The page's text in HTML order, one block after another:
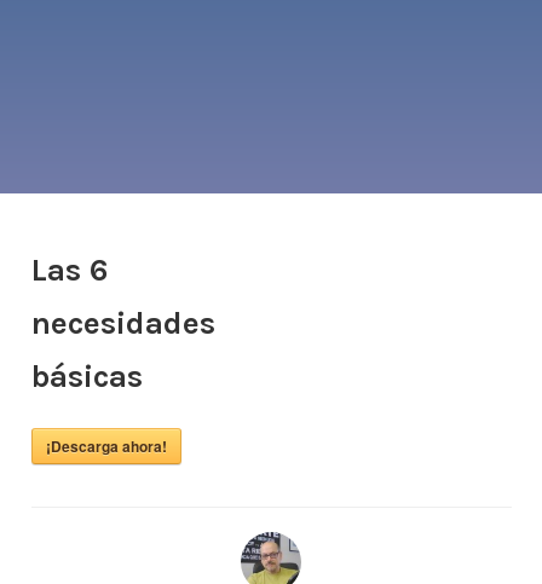
Las 6
necesidades
básicas
¡Descarga ahora!